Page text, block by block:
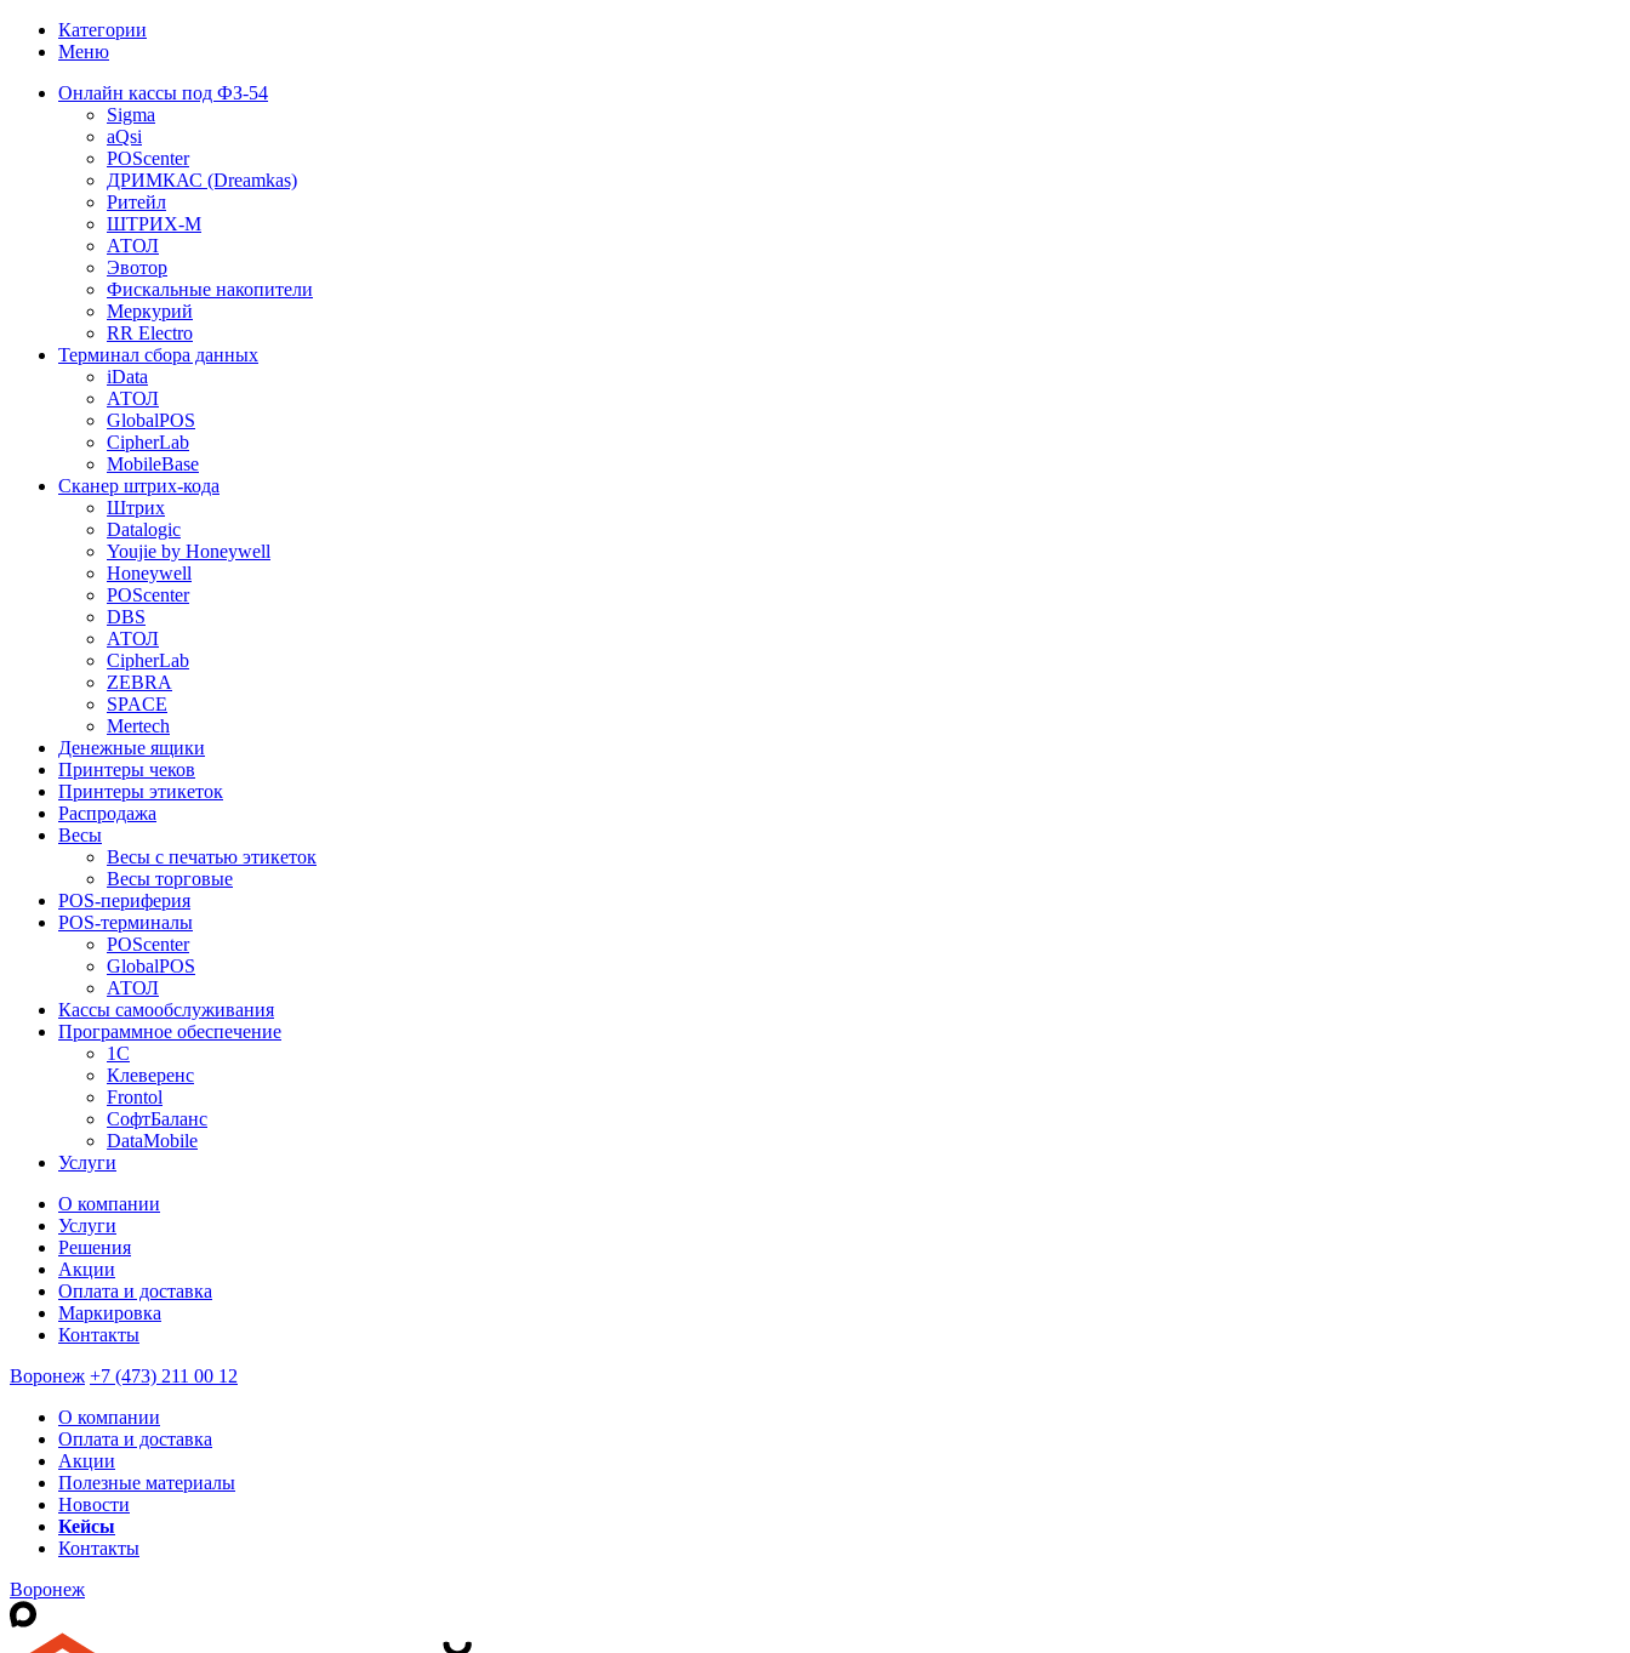
Категории
Меню
Онлайн кассы под ФЗ-54
Sigma
aQsi
POScenter
ДРИМКАС (Dreamkas)
Ритейл
ШТРИХ-М
АТОЛ
Эвотор
Фискальные накопители
Меркурий
RR Electro
Терминал сбора данных
iData
АТОЛ
GlobalPOS
CipherLab
MobileBase
Сканер штрих-кода
Штрих
Datalogic
Youjie by Honeywell
Honeywell
POScenter
DBS
АТОЛ
CipherLab
ZEBRA
SPACE
Mertech
Денежные ящики
Принтеры чеков
Принтеры этикеток
Распродажа
Весы
Весы с печатью этикеток
Весы торговые
POS-периферия
POS-терминалы
POScenter
GlobalPOS
АТОЛ
Кассы самообслуживания
Программное обеспечение
1С
Клеверенс
Frontol
СофтБаланс
DataMobile
Услуги
О компании
Услуги
Решения
Акции
Оплата и доставка
Маркировка
Контакты
Воронеж +7 (473) 211 00 12
О компании
Оплата и доставка
Акции
Полезные материалы
Новости
Кейсы
Контакты
Воронеж